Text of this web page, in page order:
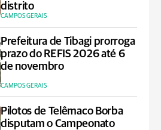
distrito
CAMPOS GERAIS
Prefeitura de Tibagi prorroga
prazo do REFIS 2026 até 6
de novembro
CAMPOS GERAIS
Pilotos de Telêmaco Borba
disputam o Campeonato